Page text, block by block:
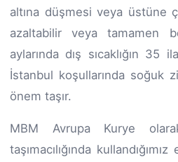
altına düşmesi veya üstüne
azaltabilir veya tamamen
aylarında dış sıcaklığın 35
İstanbul koşullarında soğuk
önem taşır.
MBM Avrupa Kurye
taşımacılığında